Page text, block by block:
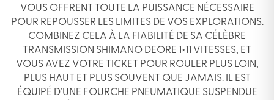
VOUS OFFRENT TOUTE LA PUISSANCE NÉCESSAIRE
POUR REPOUSSER LES LIMITES DE VOS EXPLORATIONS.
COMBINEZ CELA À LA FIABILITÉ DE SA CÉLÈBRE
TRANSMISSION SHIMANO DEORE 1×11 VITESSES, ET
VOUS AVEZ VOTRE TICKET POUR ROULER PLUS LOIN,
PLUS HAUT ET PLUS SOUVENT QUE JAMAIS. IL EST
ÉQUIPÉ D’UNE FOURCHE PNEUMATIQUE SUSPENDUE